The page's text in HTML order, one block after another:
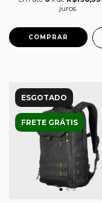
juros
ESGOTADO
FRETE GRÁTIS